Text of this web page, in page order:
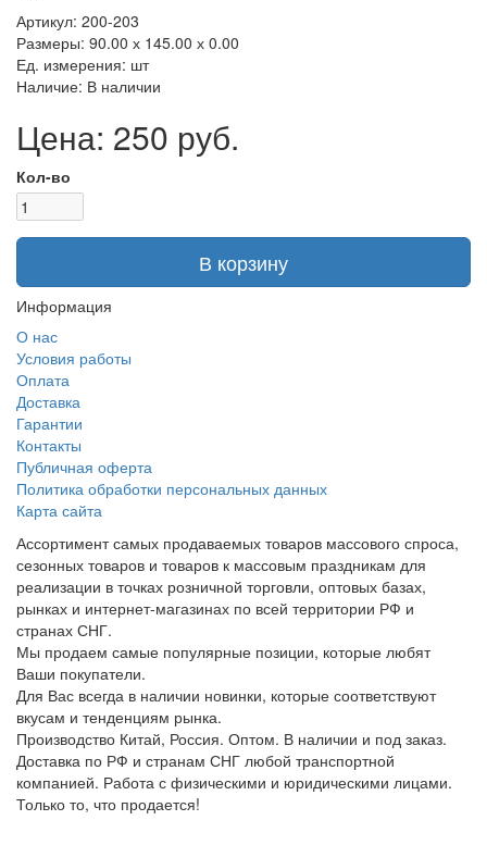
Артикул: 200-203
Размеры: 90.00 х 145.00 х 0.00
Ед. измерения: шт
Наличие: В наличии
Цена: 250 руб.
Кол-во
В корзину
Информация
О нас
Условия работы
Оплата
Доставка
Гарантии
Контакты
Публичная оферта
Политика обработки персональных данных
Карта сайта
Ассортимент самых продаваемых товаров массового спроса,
сезонных товаров и товаров к массовым праздникам для
реализации в точках розничной торговли, оптовых базах,
рынках и интернет-магазинах по всей территории РФ и
странах СНГ.
Мы продаем самые популярные позиции, которые любят
Ваши покупатели.
Для Вас всегда в наличии новинки, которые соответствуют
вкусам и тенденциям рынка.
Производство Китай, Россия. Оптом. В наличии и под заказ.
Доставка по РФ и странам СНГ любой транспортной
компанией. Работа с физическими и юридическими лицами.
Только то, что продается!